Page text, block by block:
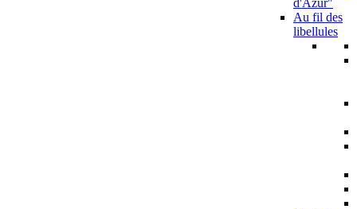
d'Azur"
Au fil des
libellules